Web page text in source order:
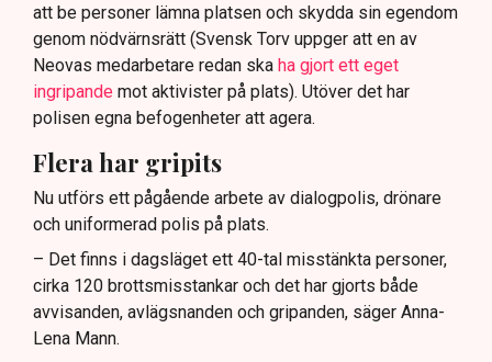
att be personer lämna platsen och skydda sin egendom
genom nödvärnsrätt (Svensk Torv uppger att en av
Neovas medarbetare redan ska ha gjort ett eget
ingripande mot aktivister på plats). Utöver det har
polisen egna befogenheter att agera.
Flera har gripits
Nu utförs ett pågående arbete av dialogpolis, drönare
och uniformerad polis på plats.
– Det finns i dagsläget ett 40-tal misstänkta personer,
cirka 120 brottsmisstankar och det har gjorts både
avvisanden, avlägsnanden och gripanden, säger Anna-
Lena Mann.